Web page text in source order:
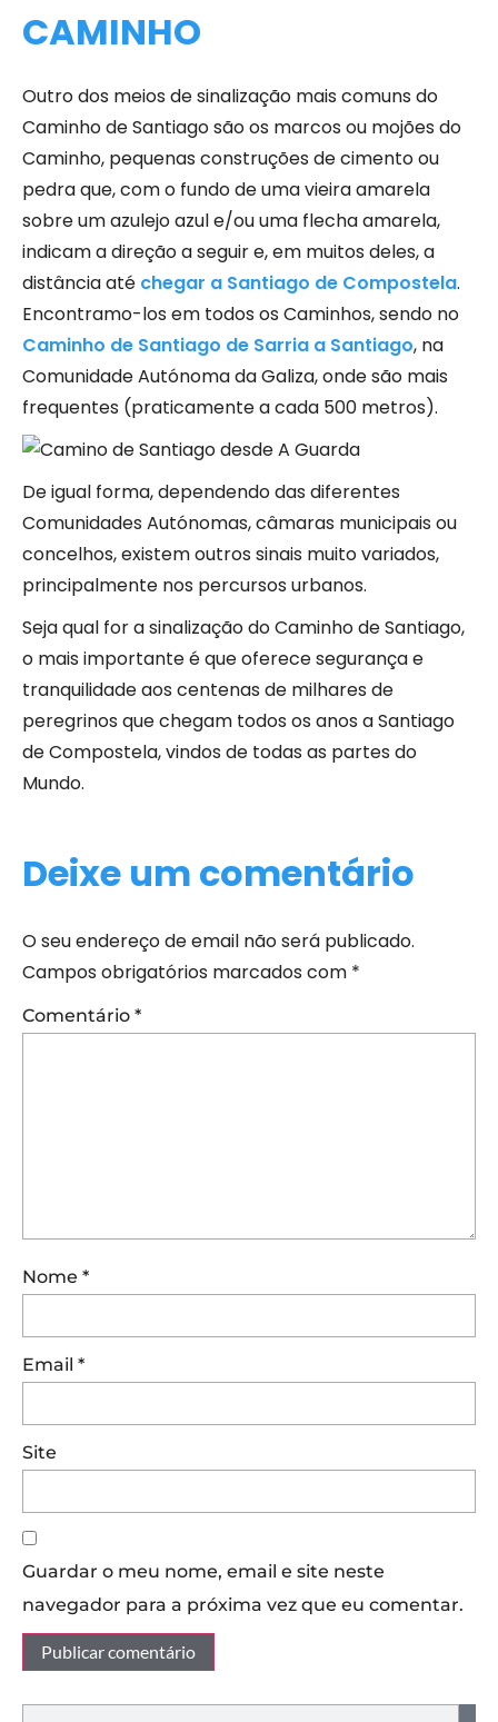
CAMINHO
Outro dos meios de sinalização mais comuns do
Caminho de Santiago são os marcos ou mojões do
Caminho, pequenas construções de cimento ou
pedra que, com o fundo de uma vieira amarela
sobre um azulejo azul e/ou uma flecha amarela,
indicam a direção a seguir e, em muitos deles, a
distância até chegar a Santiago de Compostela.
Encontramo-los em todos os Caminhos, sendo no
Caminho de Santiago de Sarria a Santiago, na
Comunidade Autónoma da Galiza, onde são mais
frequentes (praticamente a cada 500 metros).
De igual forma, dependendo das diferentes
Comunidades Autónomas, câmaras municipais ou
concelhos, existem outros sinais muito variados,
principalmente nos percursos urbanos.
Seja qual for a sinalização do Caminho de Santiago,
o mais importante é que oferece segurança e
tranquilidade aos centenas de milhares de
peregrinos que chegam todos os anos a Santiago
de Compostela, vindos de todas as partes do
Mundo.
Deixe um comentário
O seu endereço de email não será publicado.
Campos obrigatórios marcados com *
Comentário *
Nome *
Email *
Site
Guardar o meu nome, email e site neste
navegador para a próxima vez que eu comentar.